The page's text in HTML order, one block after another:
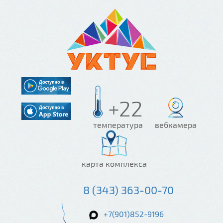
+22
температура вебкамера
карта комплекса
8 (343) 363-00-70
+7(901)852-9196